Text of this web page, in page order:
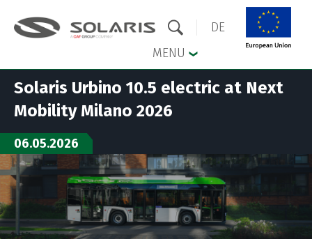
Zum Hauptmenü springen
DE
MENU
Solaris Urbino 10.5 electric at Next
Mobility Milano 2026
06.05.2026